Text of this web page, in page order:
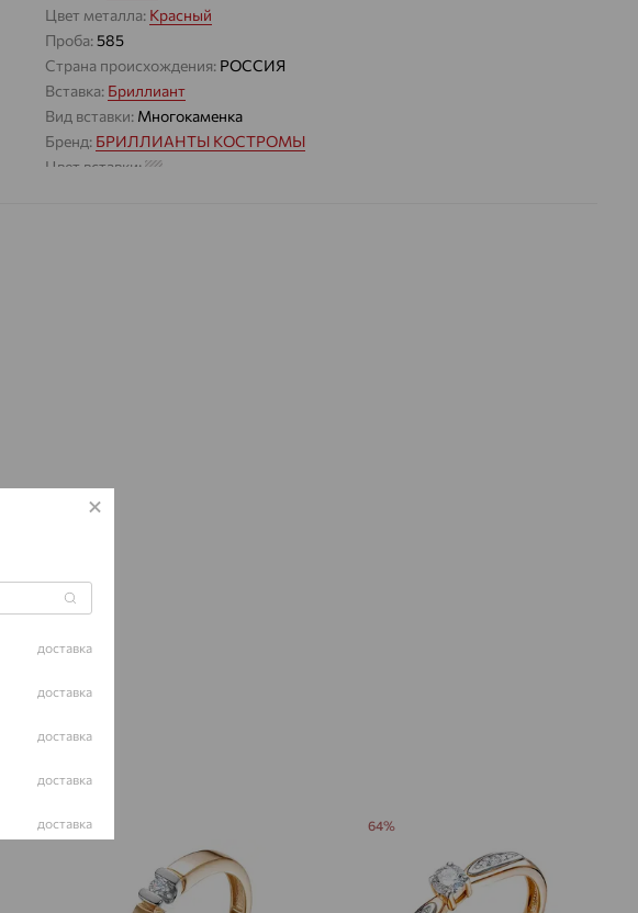
Цвет металла: Красный
Проба:585
Страна происхождения: РОССИЯ
Вставка: Бриллиант
Вид вставки: Многокаменка
Бренд: БРИЛЛИАНТЫ КОСТРОМЫ
Цвет вставки:
ЧИСТОТА
64% 64%
доставка
доставка
доставка
доставка
доставка